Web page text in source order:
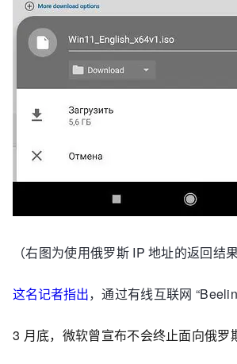
（右图为使用俄罗斯 IP 地址的返回结果
这名记者指出，通过有线互联网
3 月底，微软曾宣布不会终止面向俄